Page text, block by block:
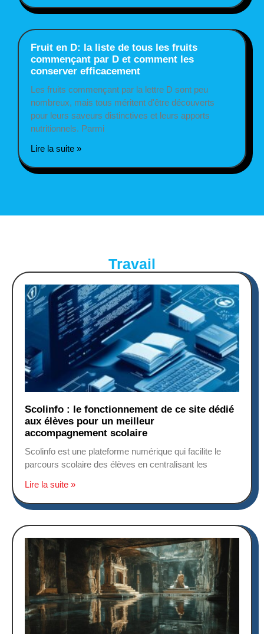
Fruit en D: la liste de tous les fruits
commençant par D et comment les
conserver efficacement
Les fruits commençant par la lettre D sont peu
nombreux, mais tous méritent d'être découverts
pour leurs saveurs distinctives et leurs apports
nutritionnels. Parmi
Lire la suite »
Travail
Scolinfo : le fonctionnement de ce site dédié
aux élèves pour un meilleur
accompagnement scolaire
Scolinfo est une plateforme numérique qui facilite le
parcours scolaire des élèves en centralisant les
Lire la suite »